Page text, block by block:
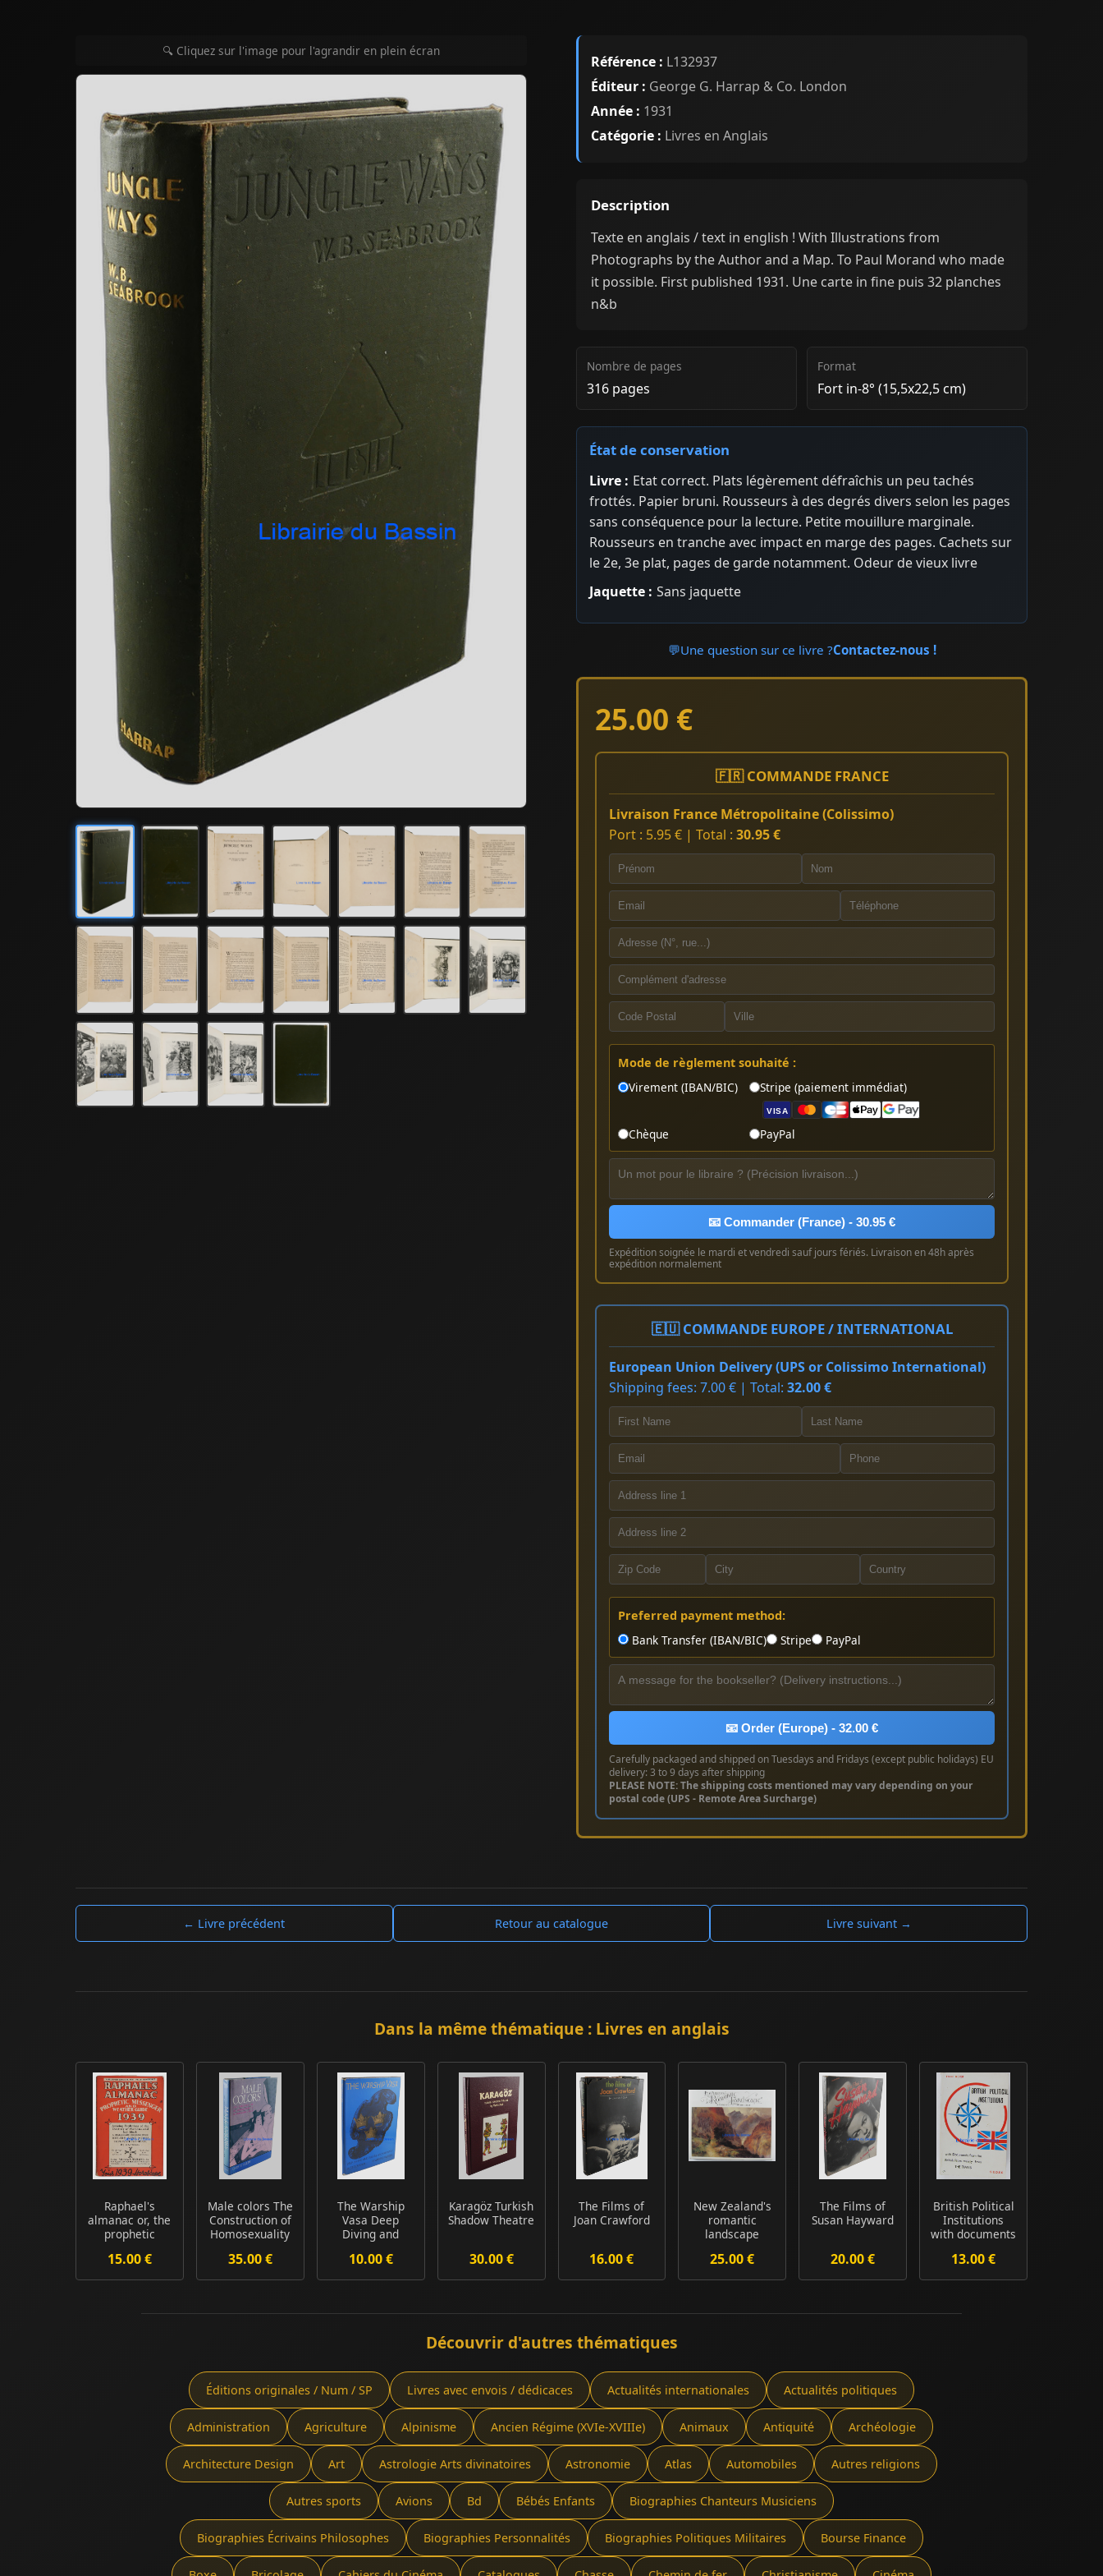
🔍 Cliquez sur l'image pour l'agrandir en plein écran
Référence : L132937
Éditeur : George G. Harrap & Co. London
Année : 1931
Catégorie : Livres en Anglais
Description
Texte en anglais / text in english ! With Illustrations from
Photographs by the Author and a Map. To Paul Morand who made
it possible. First published 1931. Une carte in fine puis 32 planches
n&b
Nombre de pages
316 pages
Format
Fort in-8° (15,5x22,5 cm)
État de conservation
Livre : Etat correct. Plats légèrement défraîchis un peu tachés
frottés. Papier bruni. Rousseurs à des degrés divers selon les pages
sans conséquence pour la lecture. Petite mouillure marginale.
Rousseurs en tranche avec impact en marge des pages. Cachets sur
le 2e, 3e plat, pages de garde notamment. Odeur de vieux livre
Jaquette : Sans jaquette
💬Une question sur ce livre ?Contactez-nous !
25.00 €
🇫🇷 COMMANDE FRANCE
Livraison France Métropolitaine (Colissimo)
Port : 5.95 € | Total : 30.95 €
Mode de règlement souhaité :
Virement (IBAN/BIC)
Stripe (paiement immédiat)
VISA
Chèque PayPal
📧 Commander (France) - 30.95 €
Expédition soignée le mardi et vendredi sauf jours fériés. Livraison en 48h après
expédition normalement
🇪🇺 COMMANDE EUROPE / INTERNATIONAL
European Union Delivery (UPS or Colissimo International)
Shipping fees: 7.00 € | Total: 32.00 €
Preferred payment method:
Bank Transfer (IBAN/BIC)
Stripe PayPal
📧 Order (Europe) - 32.00 €
Carefully packaged and shipped on Tuesdays and Fridays (except public holidays) EU
delivery: 3 to 9 days after shipping
PLEASE NOTE: The shipping costs mentioned may vary depending on your
postal code (UPS - Remote Area Surcharge)
← Livre précédent Retour au catalogue Livre suivant →
Dans la même thématique : Livres en anglais
Raphael's
almanac or, the
prophetic
weath...
15.00 €
Male colors The
Construction of
Homosexuality
35.00 €
The Warship
Vasa Deep
Diving and
Archaeology in
10.00 €
Karagöz Turkish
Shadow Theatre
30.00 €
The Films of
Joan Crawford
16.00 €
New Zealand's
romantic
landscape
Gully
25.00 €
The Films of
Susan Hayward
20.00 €
British Political
Institutions
with documents
13.00 €
Découvrir d'autres thématiques
Éditions originales / Num / SP Livres avec envois / dédicaces Actualités internationales Actualités politiques
Administration Agriculture Alpinisme Ancien Régime (XVIe-XVIIIe) Animaux Antiquité Archéologie
Architecture Design Art Astrologie Arts divinatoires Astronomie Atlas Automobiles Autres religions
Autres sports Avions Bd Bébés Enfants Biographies Chanteurs Musiciens
Biographies Écrivains Philosophes Biographies Personnalités Biographies Politiques Militaires Bourse Finance